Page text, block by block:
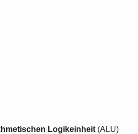
Logikeinheit (ALU)